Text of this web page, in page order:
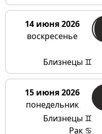
14 июня 2026
воскресенье
Близнецы ♊
15 июня 2026
понедельник
Близнецы ♊
Рак ♋